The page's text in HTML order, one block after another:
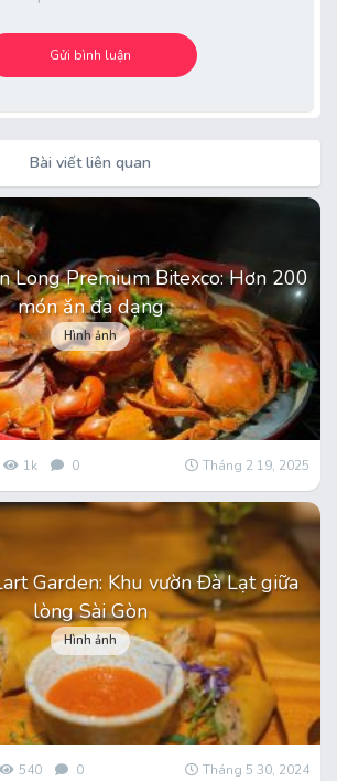
Bài viết liên quan
Long Premium Bitexco: Hơn 200
món ăn đa dạng
Hình ảnh
1k 0 Tháng 2 19, 2025
Garden: Khu vườn Đà Lạt giữa
lòng Sài Gòn
Hình ảnh
540 0 Tháng 5 30, 2024